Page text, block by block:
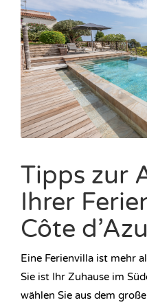
Tipps zur
Ihrer
Côte
Eine Ferienvilla ist mehr
Sie ist Ihr Zuhause im
wählen Sie aus dem